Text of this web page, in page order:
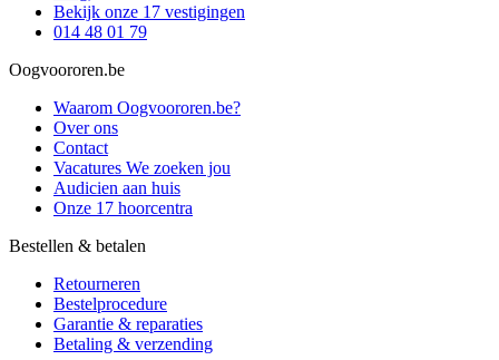
Bekijk onze 17 vestigingen
014 48 01 79
Oogvoororen.be
Waarom Oogvoororen.be?
Over ons
Contact
Vacatures We zoeken jou
Audicien aan huis
Onze 17 hoorcentra
Bestellen & betalen
Retourneren
Bestelprocedure
Garantie & reparaties
Betaling & verzending